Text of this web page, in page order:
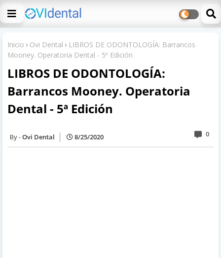
Inicio Ovi Dental
LIBROS DE ODONTOLOGÍA: Barrancos
Mooney. Operatoria Dental - 5ª Edición
LIBROS DE ODONTOLOGÍA:
Barrancos Mooney. Operatoria
Dental - 5ª Edición
Ovi Dental 8/25/2020 0